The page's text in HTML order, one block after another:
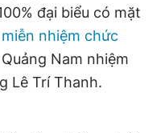
đại biểu có mặt
miễn nhiệm chức
Nam nhiệm
Lê Trí Thanh.